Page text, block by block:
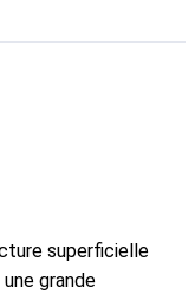
superficielle
grande